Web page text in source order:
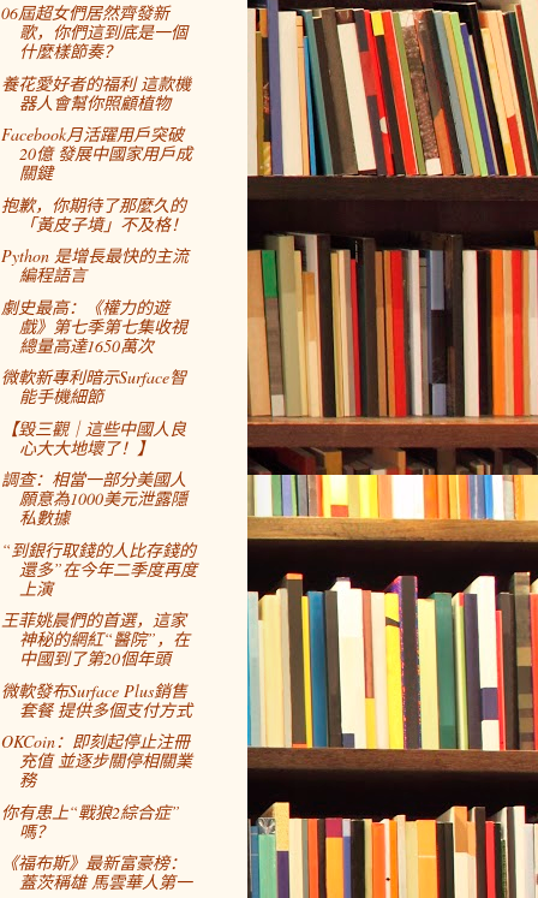
06屆超女們居然齊發新
歌，你們這到底是一個
什麼樣節奏？
養花愛好者的福利 這款機
器人會幫你照顧植物
Facebook月活躍用戶突破
20億 發展中國家用戶成
關鍵
抱歉，你期待了那麼久的
「黃皮子墳」不及格！
Python 是增長最快的主流
編程語言
劇史最高：《權力的遊
戲》第七季第七集收視
總量高達1650萬次
微軟新專利暗示Surface智
能手機細節
【毀三觀｜這些中國人良
心大大地壞了！】
調查：相當一部分美國人
願意為1000美元泄露隱
私數據
“到銀行取錢的人比存錢的
還多”在今年二季度再度
上演
王菲姚晨們的首選，這家
神秘的網紅“醫院”，在
中國到了第20個年頭
微軟發布Surface Plus銷售
套餐 提供多個支付方式
OKCoin：即刻起停止注冊
充值 並逐步關停相關業
務
你有患上“戰狼2綜合症”
嗎？
《福布斯》最新富豪榜：
蓋茨稱雄 馬雲華人第一